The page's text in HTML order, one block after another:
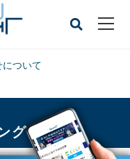
ついて
グ